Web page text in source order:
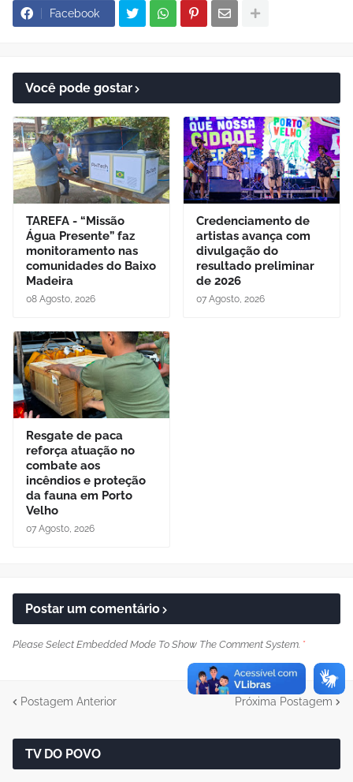
Facebook
Você pode gostar
TAREFA - “Missão
Água Presente” faz
monitoramento nas
comunidades do Baixo
Madeira
08 Agosto, 2026
Credenciamento de
artistas avança com
divulgação do
resultado preliminar
de 2026
07 Agosto, 2026
Resgate de paca
reforça atuação no
combate aos
incêndios e proteção
da fauna em Porto
Velho
07 Agosto, 2026
Postar um comentário
Please Select Embedded Mode To Show The Comment System. *
Postagem Anterior Próxima Postagem
TV DO POVO